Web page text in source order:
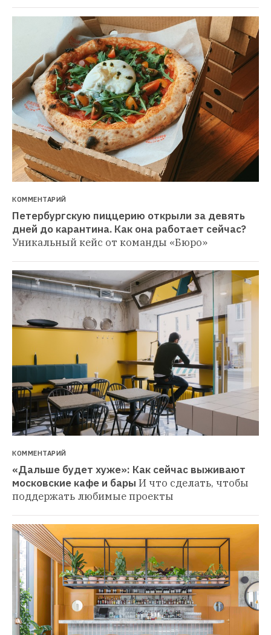
КОММЕНТАРИЙ
Петербургскую пиццерию открыли за девять
дней до карантина. Как она работает сейчас?
Уникальный кейс от команды «Бюро»
КОММЕНТАРИЙ
«Дальше будет хуже»: Как сейчас выживают
московские кафе и бары И что сделать, чтобы
поддержать любимые проекты